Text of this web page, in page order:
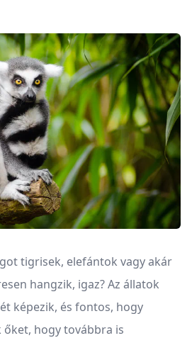
tigrisek, elefántok vagy akár
hangzik, igaz? Az állatok
képezik, és fontos, hogy
hogy továbbra is